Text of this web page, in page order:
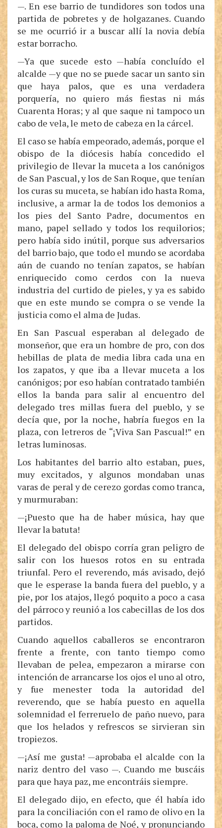
—. En ese barrio de tundidores son todos una
partida de pobretes y de holgazanes. Cuando
se me ocurrió ir a buscar allí la novia debía
estar borracho.
—Ya que sucede esto —había concluído el
alcalde —y que no se puede sacar un santo sin
que haya palos, que es una verdadera
porquería, no quiero más fiestas ni más
Cuarenta Horas; y al que saque ni tampoco un
cabo de vela, le meto de cabeza en la cárcel.
El caso se había empeorado, además, porque el
obispo de la diócesis había concedido el
privilegio de llevar la muceta a los canónigos
de San Pascual, y los de San Roque, que tenían
los curas su muceta, se habían ido hasta Roma,
inclusive, a armar la de todos los demonios a
los pies del Santo Padre, documentos en
mano, papel sellado y todos los requilorios;
pero había sido inútil, porque sus adversarios
del barrio bajo, que todo el mundo se acordaba
aún de cuando no tenían zapatos, se habían
enriquecido como cerdos con la nueva
industria del curtido de pieles, y ya es sabido
que en este mundo se compra o se vende la
justicia como el alma de Judas.
En San Pascual esperaban al delegado de
monseñor, que era un hombre de pro, con dos
hebillas de plata de media libra cada una en
los zapatos, y que iba a llevar muceta a los
canónigos; por eso habían contratado también
ellos la banda para salir al encuentro del
delegado tres millas fuera del pueblo, y se
decía que, por la noche, habría fuegos en la
plaza, con letreros de “¡Viva San Pascual!” en
letras luminosas.
Los habitantes del barrio alto estaban, pues,
muy excitados, y algunos mondaban unas
varas de peral y de cerezo gordas como tranca,
y murmuraban:
—¡Puesto que ha de haber música, hay que
llevar la batuta!
El delegado del obispo corría gran peligro de
salir con los huesos rotos en su entrada
triunfal. Pero el reverendo, más avisado, dejó
que le esperase la banda fuera del pueblo, y a
pie, por los atajos, llegó poquito a poco a casa
del párroco y reunió a los cabecillas de los dos
partidos.
Cuando aquellos caballeros se encontraron
frente a frente, con tanto tiempo como
llevaban de pelea, empezaron a mirarse con
intención de arrancarse los ojos el uno al otro,
y fue menester toda la autoridad del
reverendo, que se había puesto en aquella
solemnidad el ferreruelo de paño nuevo, para
que los helados y refrescos se sirvieran sin
tropiezos.
—¡Así me gusta! —aprobaba el alcalde con la
nariz dentro del vaso —. Cuando me buscáis
para que haya paz, me encontráis siempre.
El delegado dijo, en efecto, que él había ido
para la conciliación con el ramo de olivo en la
boca, como la paloma de Noé, y pronunciando